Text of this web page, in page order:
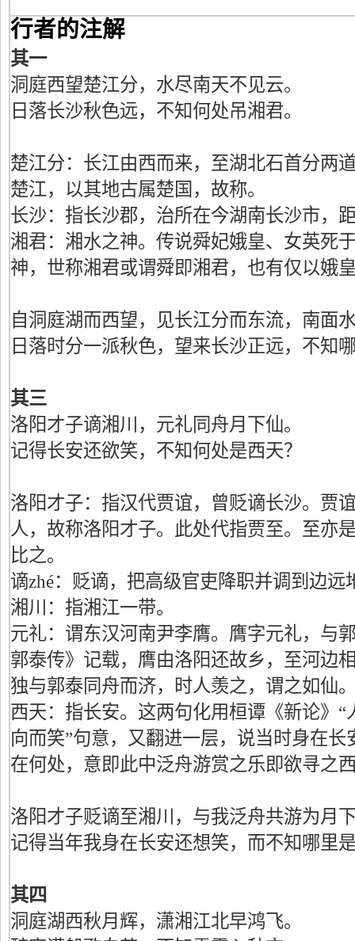
行者的注解
其一
洞庭西望楚江分，水尽南天不见云。
日落长沙秋色远，不知何处吊湘君。
楚江分：长江由西而来，至湖北石首分两
楚江，以其地古属楚国，故称。
长沙：指长沙郡，治所在今湖南长沙市，
湘君：湘水之神。传说舜妃娥皇、女英死
神，世称湘君或谓舜即湘君，也有仅以娥
自洞庭湖而西望，见长江分而东流，南面
日落时分一派秋色，望来长沙正远，不知
其三
洛阳才子谪湘川，元礼同舟月下仙。
记得长安还欲笑，不知何处是西天？
洛阳才子：指汉代贾谊，曾贬谪长沙。贾
人，故称洛阳才子。此处代指贾至。至亦
比之。
谪zhé：贬谪，把高级官吏降职并调到边远
湘川：指湘江一带。
元礼：谓东汉河南尹李膺。膺字元礼，与
郭泰传》记载，膺由洛阳还故乡，至河边
独与郭泰同舟而济，时人羡之，谓之如仙
西天：指长安。这两句化用桓谭《新论》
向而笑”句意，又翻进一层，说当时身在
在何处，意即此中泛舟游赏之乐即欲寻之
洛阳才子贬谪至湘川，与我泛舟共游为月
记得当年我身在长安还想笑，而不知哪里
其四
洞庭湖西秋月辉，潇湘江北早鸿飞。